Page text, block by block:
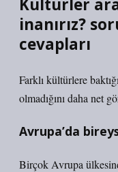
Kültürler
inanırız?
cevapları
Farklı kültürlere
olmadığını daha net
Avrupa’da
Birçok Avrupa